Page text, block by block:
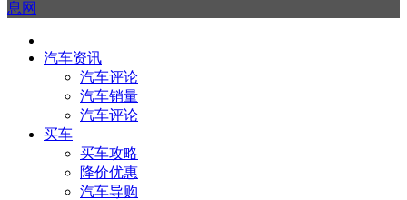
息网
汽车资讯
汽车评论
汽车销量
汽车评论
买车
买车攻略
降价优惠
汽车导购